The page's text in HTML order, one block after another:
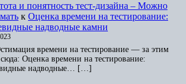
и понятность тест-дизайна – Можно
к Оценка времени на тестирование:
надводные камни
времени на тестирование — за этим
Оценка времени на тестирование:
надводные… […]